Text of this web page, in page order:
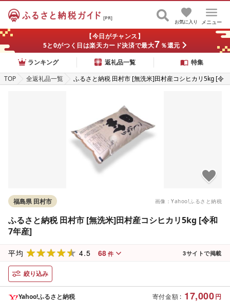
[PR]
メニュー
お気に入り
【今日がチャンス】
5と0がつく日は楽天カード決済で最大7 ％還元
ランキング
返礼品一覧
特集
TOP
全返礼品一覧
ふるさと納税 田村市 [無洗米]田村産コシヒカリ5kg [令
画像：Yahoo!ふるさと納税
福島県 田村市
ふるさと納税 田村市 [無洗米]田村産コシヒカリ5kg [令和
7年産]
平均 4.5 68 件 3サイトで掲載
絞り込み
寄付金額 : 17,000円
Yahoo!ふるさと納税